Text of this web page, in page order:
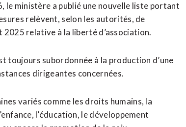
le ministère a publié une nouvelle liste portant
relèvent, selon les autorités, de
relative à la liberté d’association.
toujours subordonnée à la production d’une
dirigeantes concernées.
variés comme les droits humains, la
l’éducation, le développement